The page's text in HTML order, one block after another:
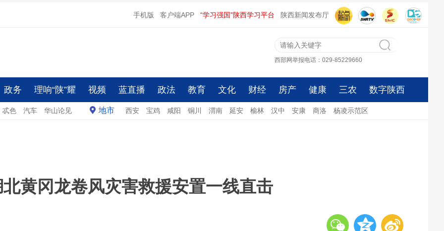
手机版 客户端APP “学习强国”陕西学习平台 陕西新闻发布厅
西部网举报电话：029-85229660
政务 理响“陕”耀 视频 蓝直播 政法 教育 文化 财经 房产 健康 三农 数字陕西
忒色 汽车 华山论见 地市 西安 宝鸡 咸阳 铜川 渭南 延安 榆林 汉中 安康 商洛 杨凌示范区
黄冈龙卷风灾害救援安置一线直击